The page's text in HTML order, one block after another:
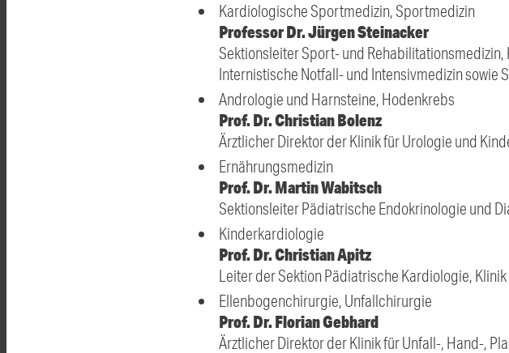
Kardiologische Sportmedizin, Sportmedizin
Professor Dr. Jürgen Steinacker
Sektionsleiter Sport- und
Internistische Notfall- und Intensivmedizin sowie
Andrologie und Harnsteine, Hodenkrebs
Prof. Dr. Christian Bolenz
Ärztlicher Direktor der Klinik für Urologie und
Ernährungsmedizin
Prof. Dr. Martin Wabitsch
Sektionsleiter Pädiatrische Endokrinologie und
Kinderkardiologie
Prof. Dr. Christian Apitz
Leiter der Sektion Pädiatrische Kardiologie,
Ellenbogenchirurgie, Unfallchirurgie
Prof. Dr. Florian Gebhard
Ärztlicher Direktor der Klinik für Unfall-, Hand-,